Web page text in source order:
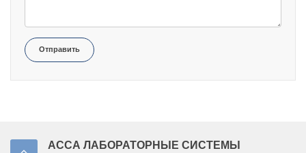
Отправить
АССА ЛАБОРАТОРНЫЕ СИСТЕМЫ